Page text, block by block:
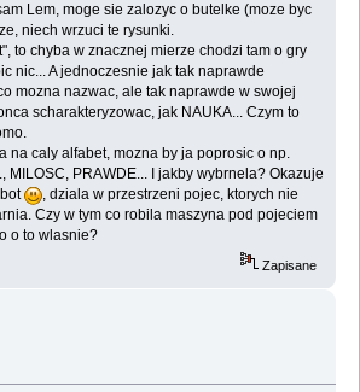
Lem, moge sie zalozyc o butelke (moze byc
niech wrzuci te rysunki.
to chyba w znacznej mierze chodzi tam o gry
nic... A jednoczesnie jak tak naprawde
mozna nazwac, ale tak naprawde w swojej
scharakteryzowac, jak NAUKA... Czym to
na caly alfabet, mozna by ja poprosic o np.
MILOSC, PRAWDE... I jakby wybrnela? Okazuje
, dziala w przestrzeni pojec, ktorych nie
Czy w tym co robila maszyna pod pojeciem
o to wlasnie?
Zapisane